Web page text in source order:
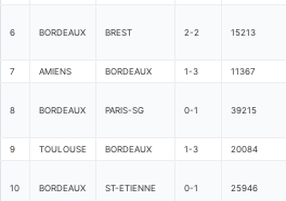
6 BORDEAUX BREST 2-2 15213
7 AMIENS BORDEAUX 1-3 11367
8 BORDEAUX PARIS-SG 0-1 39215
9 TOULOUSE BORDEAUX 1-3 20084
10 BORDEAUX ST-ETIENNE 0-1 25946